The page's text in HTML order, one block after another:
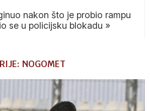
nakon što je probio rampu
se u policijsku blokadu »
NOGOMET